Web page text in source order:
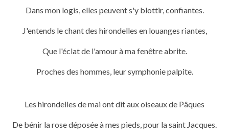
Dans mon logis, elles peuvent s'y blottir, confiantes.
J'entends le chant des hirondelles en louanges riantes,
Que l'éclat de l'amour à ma fenêtre abrite.
Proches des hommes, leur symphonie palpite.
Les hirondelles de mai ont dit aux oiseaux de Pâques
De bénir la rose déposée à mes pieds, pour la saint Jacques.